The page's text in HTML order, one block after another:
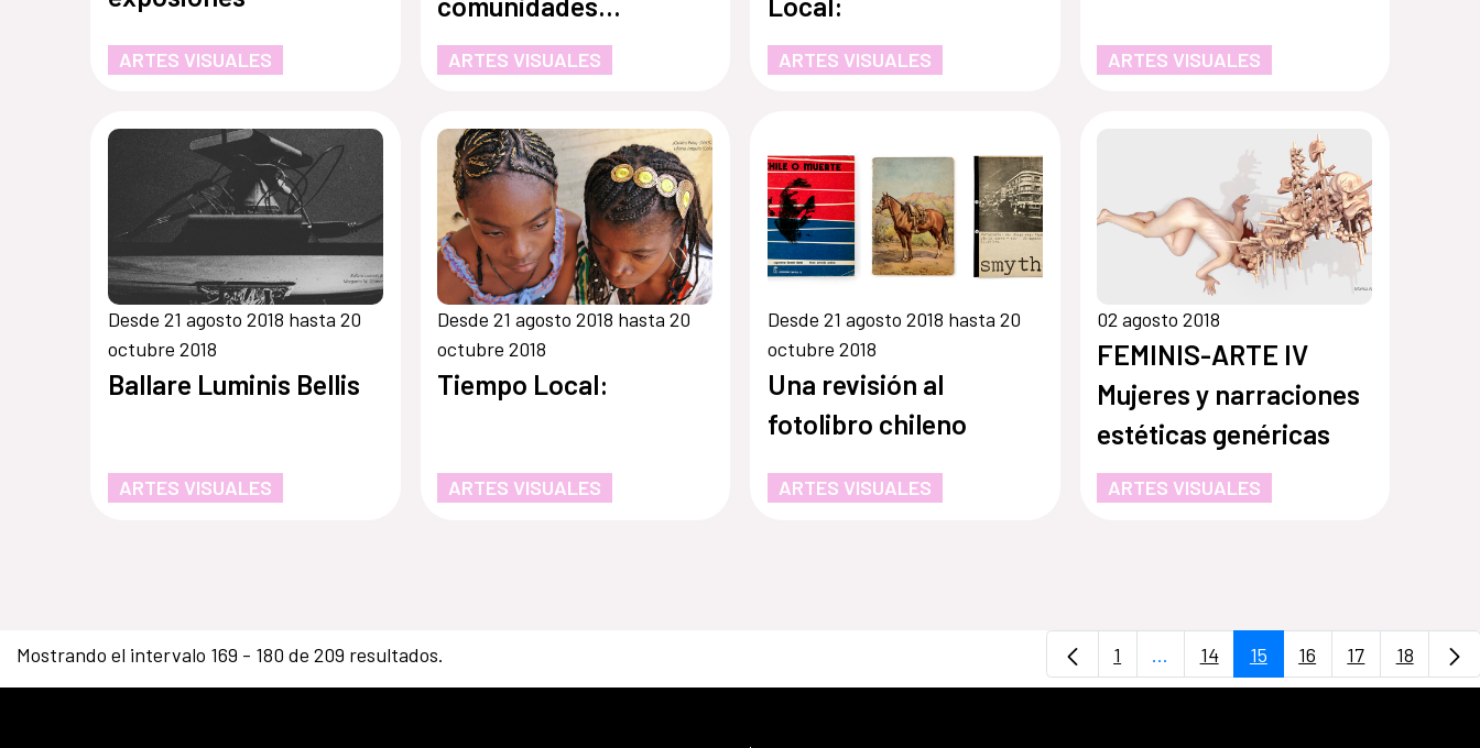
ARTES VISUALES
afrodescendientes
ARTES VISUALES ARTES VISUALES ARTES VISUALES
Desde 21 agosto 2018 hasta 20
octubre 2018
Ballare Luminis Bellis
ARTES VISUALES
Desde 21 agosto 2018 hasta 20
octubre 2018
Tiempo Local:
ARTES VISUALES
Desde 21 agosto 2018 hasta 20
octubre 2018
Una revisión al
fotolibro chileno
ARTES VISUALES
02 agosto 2018
FEMINIS-ARTE IV
Mujeres y narraciones
estéticas genéricas
ARTES VISUALES
Mostrando el intervalo 169 - 180 de 209 resultados. Página
1 ...Páginas intermedias Use TAB para
Página
14 Página
15 Página
16 Página
17 Página
18